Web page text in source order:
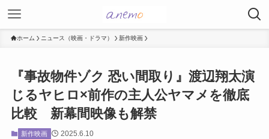
ホーム ニュース（映画・ドラマ） 新作映画
『事故物件ゾク 恐い間取り』渡辺翔太演
じるヤヒロ×前作の主人公ヤマメを徹底
比較 新幕間映像も解禁
新作映画 2025.6.10